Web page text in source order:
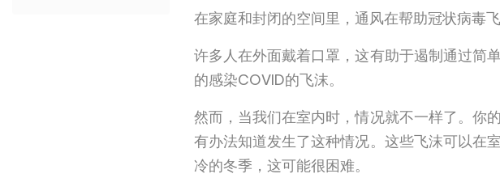
在家庭和封闭的空间里，通风在帮助冠状病毒
许多人在外面戴着口罩，这有助于遏制通过简
的感染COVID的飞沫。
然而，当我们在室内时，情况就不一样了。你
有办法知道发生了这种情况。这些飞沫可以在
冷的冬季，这可能很困难。